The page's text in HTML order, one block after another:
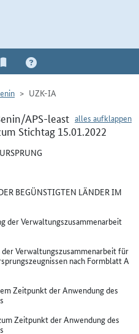
UZK-IA
alles aufklappen
APS-least
Stichtag 15.01.2022
BEGÜNSTIGTEN LÄNDER IM
der Verwaltungszusammenarbeit
Verwaltungszusammenarbeit für
nach Formblatt A
Zeitpunkt der Anwendung des
Zeitpunkt der Anwendung des